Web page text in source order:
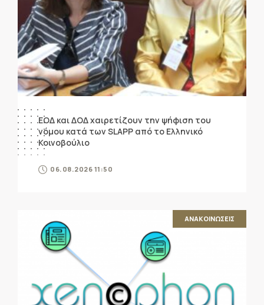
ΕΟΔ και ΔΟΔ χαιρετίζουν την ψήφιση του
νόμου κατά των SLAPP από το Ελληνικό
Κοινοβούλιο
06.08.2026 11:50
ΑΝΑΚΟΙΝΩΣΕΙΣ